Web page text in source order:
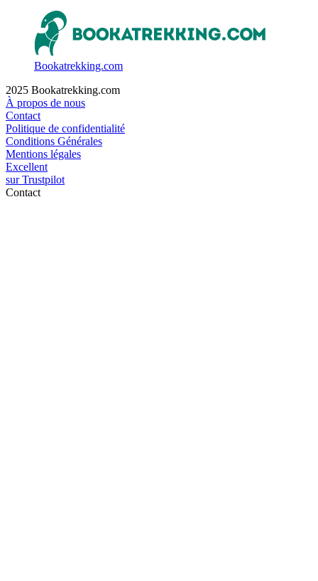
Bookatrekking.com
2025 Bookatrekking.com
À propos de nous
Contact
Politique de confidentialité
Conditions Générales
Mentions légales
Excellent
sur Trustpilot
Contact